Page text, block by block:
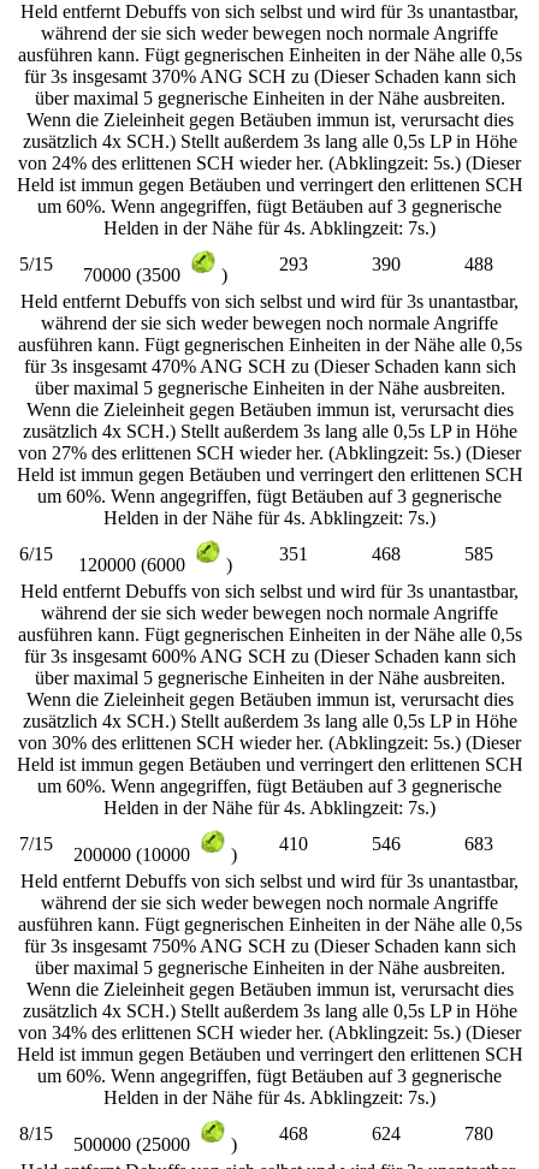
Held entfernt Debuffs von sich selbst und wird für 3s unantastbar,
während der sie sich weder bewegen noch normale Angriffe
ausführen kann. Fügt gegnerischen Einheiten in der Nähe alle 0,5s
für 3s insgesamt 370% ANG SCH zu (Dieser Schaden kann sich
über maximal 5 gegnerische Einheiten in der Nähe ausbreiten.
Wenn die Zieleinheit gegen Betäuben immun ist, verursacht dies
zusätzlich 4x SCH.) Stellt außerdem 3s lang alle 0,5s LP in Höhe
von 24% des erlittenen SCH wieder her. (Abklingzeit: 5s.) (Dieser
Held ist immun gegen Betäuben und verringert den erlittenen SCH
um 60%. Wenn angegriffen, fügt Betäuben auf 3 gegnerische
Helden in der Nähe für 4s. Abklingzeit: 7s.)
5/15
70000 (3500 )
293 390
488
Held entfernt Debuffs von sich selbst und wird für 3s unantastbar,
während der sie sich weder bewegen noch normale Angriffe
ausführen kann. Fügt gegnerischen Einheiten in der Nähe alle 0,5s
für 3s insgesamt 470% ANG SCH zu (Dieser Schaden kann sich
über maximal 5 gegnerische Einheiten in der Nähe ausbreiten.
Wenn die Zieleinheit gegen Betäuben immun ist, verursacht dies
zusätzlich 4x SCH.) Stellt außerdem 3s lang alle 0,5s LP in Höhe
von 27% des erlittenen SCH wieder her. (Abklingzeit: 5s.) (Dieser
Held ist immun gegen Betäuben und verringert den erlittenen SCH
um 60%. Wenn angegriffen, fügt Betäuben auf 3 gegnerische
Helden in der Nähe für 4s. Abklingzeit: 7s.)
6/15
120000 (6000 )
351 468
585
Held entfernt Debuffs von sich selbst und wird für 3s unantastbar,
während der sie sich weder bewegen noch normale Angriffe
ausführen kann. Fügt gegnerischen Einheiten in der Nähe alle 0,5s
für 3s insgesamt 600% ANG SCH zu (Dieser Schaden kann sich
über maximal 5 gegnerische Einheiten in der Nähe ausbreiten.
Wenn die Zieleinheit gegen Betäuben immun ist, verursacht dies
zusätzlich 4x SCH.) Stellt außerdem 3s lang alle 0,5s LP in Höhe
von 30% des erlittenen SCH wieder her. (Abklingzeit: 5s.) (Dieser
Held ist immun gegen Betäuben und verringert den erlittenen SCH
um 60%. Wenn angegriffen, fügt Betäuben auf 3 gegnerische
Helden in der Nähe für 4s. Abklingzeit: 7s.)
7/15
200000 (10000 )
410 546
683
Held entfernt Debuffs von sich selbst und wird für 3s unantastbar,
während der sie sich weder bewegen noch normale Angriffe
ausführen kann. Fügt gegnerischen Einheiten in der Nähe alle 0,5s
für 3s insgesamt 750% ANG SCH zu (Dieser Schaden kann sich
über maximal 5 gegnerische Einheiten in der Nähe ausbreiten.
Wenn die Zieleinheit gegen Betäuben immun ist, verursacht dies
zusätzlich 4x SCH.) Stellt außerdem 3s lang alle 0,5s LP in Höhe
von 34% des erlittenen SCH wieder her. (Abklingzeit: 5s.) (Dieser
Held ist immun gegen Betäuben und verringert den erlittenen SCH
um 60%. Wenn angegriffen, fügt Betäuben auf 3 gegnerische
Helden in der Nähe für 4s. Abklingzeit: 7s.)
8/15
500000 (25000 )
468 624
780